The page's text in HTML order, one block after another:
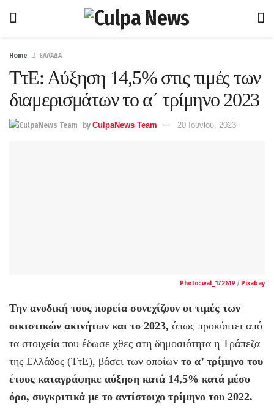
Home ΕΛΛΑΔΑ
ΤτΕ: Αύξηση 14,5% στις τιμές των
διαμερισμάτων το α΄ τρίμηνο 2023
by CulpaNews Team 20 Ιουνίου, 2023
Photo:wal_172619 / Pixabay
Την ανοδική τους πορεία συνεχίζουν οι τιμές των
οικιστικών ακινήτων και το 2023, όπως προκύπτει από
τα στοιχεία που έδωσε χθες στη δημοσιότητα η Τράπεζα
της Ελλάδος (ΤτΕ), βάσει των οποίων το α’ τρίμηνο του
έτους καταγράφηκε αύξηση κατά 14,5% κατά μέσο
όρο, συγκριτικά με το αντίστοιχο τρίμηνο του 2022.